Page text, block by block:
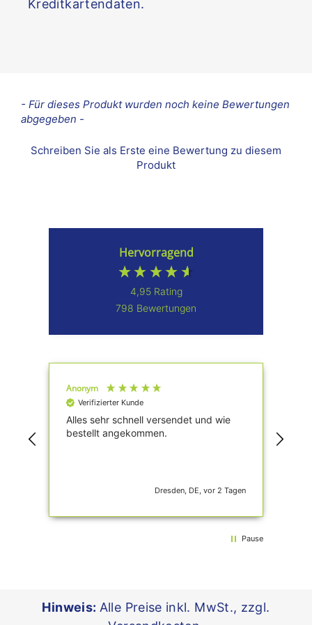
Kreditkartendaten.
- Für dieses Produkt wurden noch keine Bewertungen
abgegeben -
Schreiben Sie als Erste eine Bewertung zu diesem
Produkt
New content loaded
Hervorragend
4,95 Rating
798 Bewertungen
Anonym
Verifizierter Kunde
Alles sehr schnell versendet und wie
bestellt angekommen.
Dresden, DE, vor 2 Tagen
Pause
Hinweis: Alle Preise inkl. MwSt., zzgl.